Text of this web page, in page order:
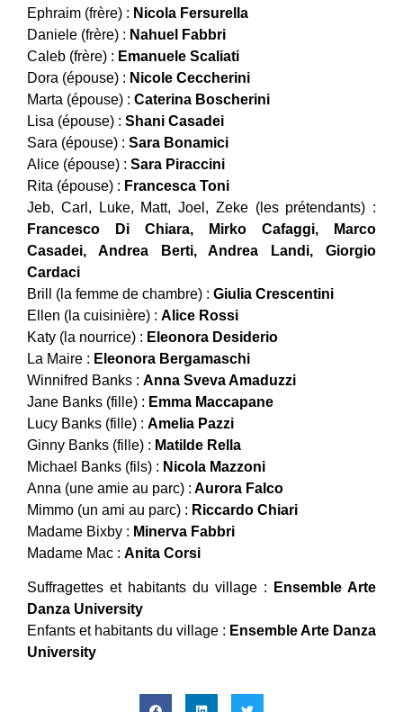
Ephraim (frère) : Nicola Fersurella
Daniele (frère) : Nahuel Fabbri
Caleb (frère) : Emanuele Scaliati
Dora (épouse) : Nicole Ceccherini
Marta (épouse) : Caterina Boscherini
Lisa (épouse) : Shani Casadei
Sara (épouse) : Sara Bonamici
Alice (épouse) : Sara Piraccini
Rita (épouse) : Francesca Toni
Jeb, Carl, Luke, Matt, Joel, Zeke (les prétendants) :
Francesco Di Chiara, Mirko Cafaggi, Marco
Casadei, Andrea Berti, Andrea Landi, Giorgio
Cardaci
Brill (la femme de chambre) : Giulia Crescentini
Ellen (la cuisinière) : Alice Rossi
Katy (la nourrice) : Eleonora Desiderio
La Maire : Eleonora Bergamaschi
Winnifred Banks : Anna Sveva Amaduzzi
Jane Banks (fille) : Emma Maccapane
Lucy Banks (fille) : Amelia Pazzi
Ginny Banks (fille) : Matilde Rella
Michael Banks (fils) : Nicola Mazzoni
Anna (une amie au parc) : Aurora Falco
Mimmo (un ami au parc) : Riccardo Chiari
Madame Bixby : Minerva Fabbri
Madame Mac : Anita Corsi
Suffragettes et habitants du village : Ensemble Arte
Danza University
Enfants et habitants du village : Ensemble Arte Danza
University